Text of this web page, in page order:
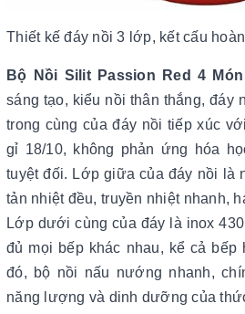
Thiết kế đáy nồi 3 lớp, kết cấu
Bộ Nồi Silit Passion Red 4
sáng tạo, kiểu nồi thân thắng, đáy
trong cùng của đáy nồi tiếp xúc
gỉ 18/10, không phản ứng hóa
tuyệt đối. Lớp giữa của đáy nồi là
tản nhiệt đều, truyền nhiệt nhanh,
Lớp dưới cùng của đáy là inox
đủ mọi bếp khác nhau, kể cả bếp
đó, bộ nồi nấu nướng nhanh,
năng lượng và dinh dưỡng của